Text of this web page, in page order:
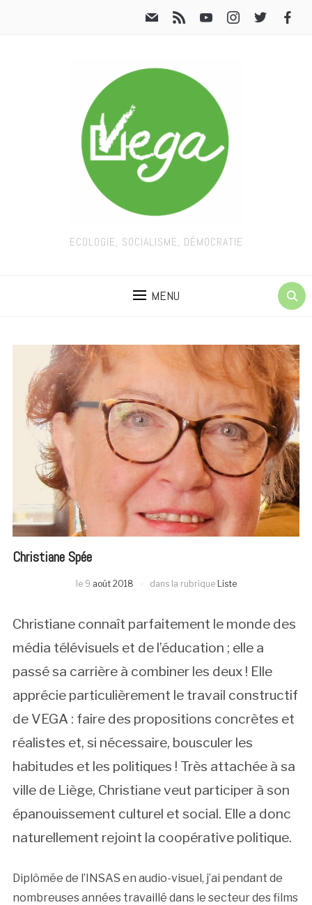
ECOLOGIE, SOCIALISME, DÉMOCRATIE
MENU
Christiane Spée
le 9 août 2018 dans la rubrique Liste
Christiane connaît parfaitement le monde des
média télévisuels et de l’éducation ; elle a
passé sa carrière à combiner les deux ! Elle
apprécie particulièrement le travail constructif
de VEGA : faire des propositions concrètes et
réalistes et, si nécessaire, bousculer les
habitudes et les politiques ! Très attachée à sa
ville de Liège, Christiane veut participer à son
épanouissement culturel et social. Elle a donc
naturellement rejoint la coopérative politique.
Diplômée de l’INSAS en audio-visuel, j’ai pendant de
nombreuses années travaillé dans le secteur des films